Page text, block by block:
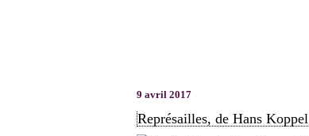
9 avril 2017
Représailles, de Hans Koppel